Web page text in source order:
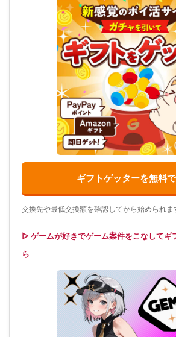
ギフトゲッターを無料
交換先や最低交換額を確認してから始められま
▷ ゲームが好きでゲーム案件をこなしてギ
ら